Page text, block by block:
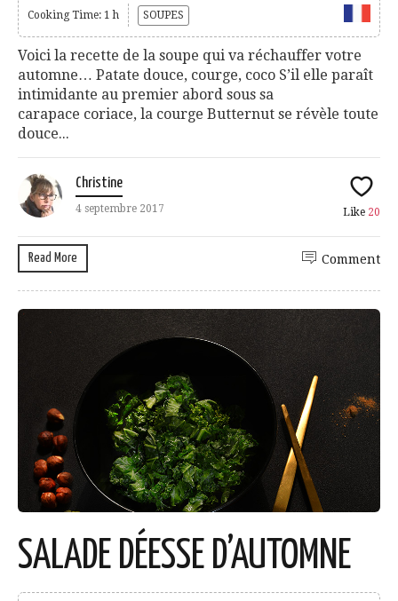
Cooking Time: 1 h SOUPES
Voici la recette de la soupe qui va réchauffer votre
automne… Patate douce, courge, coco S’il elle paraît
intimidante au premier abord sous sa
carapace coriace, la courge Butternut se révèle toute
douce...
Christine
4 septembre 2017 Like 20
Read More Comment
SALADE DÉESSE D’AUTOMNE